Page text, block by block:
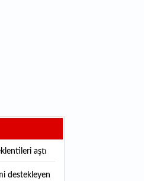
aştı